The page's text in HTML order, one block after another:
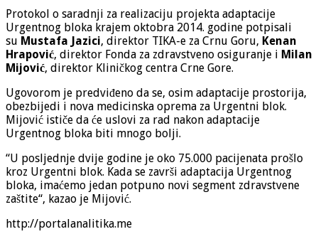
Protokol o saradnji za realizaciju projekta adaptacije
Urgentnog bloka krajem oktobra 2014. godine potpisali
su Mustafa Jazici, direktor TIKA-e za Crnu Goru, Kenan
Hrapović, direktor Fonda za zdravstveno osiguranje i Milan
Mijović, direktor Kliničkog centra Crne Gore.
Ugovorom je predviđeno da se, osim adaptacije prostorija,
obezbijedi i nova medicinska oprema za Urgentni blok.
Mijović ističe da će uslovi za rad nakon adaptacije
Urgentnog bloka biti mnogo bolji.
“U posljednje dvije godine je oko 75.000 pacijenata prošlo
kroz Urgentni blok. Kada se završi adaptacija Urgentnog
bloka, imaćemo jedan potpuno novi segment zdravstvene
zaštite“, kazao je Mijović.
http://portalanalitika.me